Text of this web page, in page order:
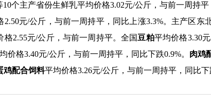
10个主产省份生鲜乳平均价格3.02元/公斤，与前一周持平
2.50元/公斤，与前一周持平，同比上涨3.3%。主产区东
格2.55元/公斤，与前一周持平。全国豆粕平均价格3.30元
价格3.40元/公斤，与前一周持平，同比下跌0.9%。 肉鸡
鸡配合饲料平均价格3.26元/公斤，与前一周持平，同比下